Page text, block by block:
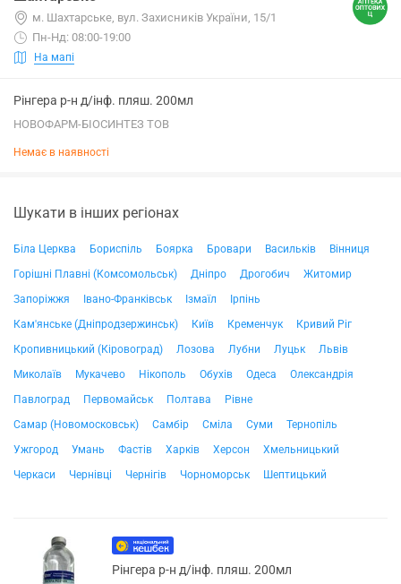
м. Шахтарське, вул. Захисників України, 15/1
Пн-Нд: 08:00-19:00
На мапі
Рінгера р-н д/інф. пляш. 200мл
НОВОФАРМ-БІОСИНТЕЗ ТОВ
Немає в наявності
Шукати в інших регіонах
Біла Церква Бориспіль Боярка Бровари Васильків
Вінниця
Горішні Плавні (Комсомольськ)
Дніпро Дрогобич
Житомир
Запоріжжя
Івано-Франківськ Ізмаїл
Ірпінь
Кам'янське (Дніпродзержинськ)
Київ Кременчук
Кривий Ріг
Кропивницький (Кіровоград)
Лозова Лубни Луцьк
Львів
Миколаїв
Мукачево Нікополь Обухів Одеса
Олександрія
Павлоград
Первомайськ Полтава
Рівне
Самар (Новомосковськ)
Самбір Сміла Суми
Тернопіль
Ужгород
Умань Фастів Харків Херсон
Хмельницький
Черкаси
Чернівці Чернігів Чорноморськ Шептицький
Рінгера р-н д/інф. пляш. 200мл